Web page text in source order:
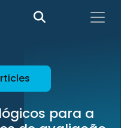
para a